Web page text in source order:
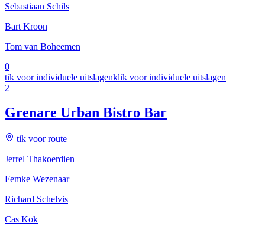
Sebastiaan Schils
Bart Kroon
Tom van Boheemen
0
tik voor individuele uitslagenklik voor individuele uitslagen
2
Grenare Urban Bistro Bar
tik voor route
Jerrel Thakoerdien
Femke Wezenaar
Richard Schelvis
Cas Kok